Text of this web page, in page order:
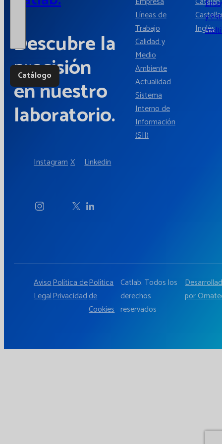
y
Catálogo
Descubre la
precisión
en nuestro
laboratorio.
InstagramX Linkedin
Líneas de
Trabajo
Calidad y
Medio
Ambiente
Actualidad
Sistema
Interno de
Información
(SII)
Inglés
Aviso
Legal
Política de
Privacidad
Política
de
Cookies
Catlab. Todos los
derechos
reservados
por